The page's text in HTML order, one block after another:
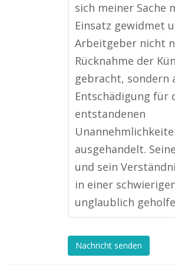
sich meiner Sache
Einsatz gewidmet
Arbeitgeber nicht
Rücknahme der
gebracht, sondern
Entschädigung für
entstandenen
ausgehandelt.
und sein
in einer
unglaublich
Nachricht senden